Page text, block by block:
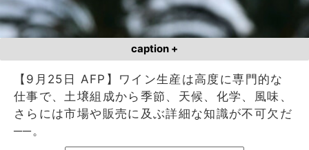
caption +
【9月25日 AFP】ワイン生産は高度に専門的な
仕事で、土壌組成から季節、天候、化学、風味、
さらには市場や販売に及ぶ詳細な知識が不可欠だ
──。